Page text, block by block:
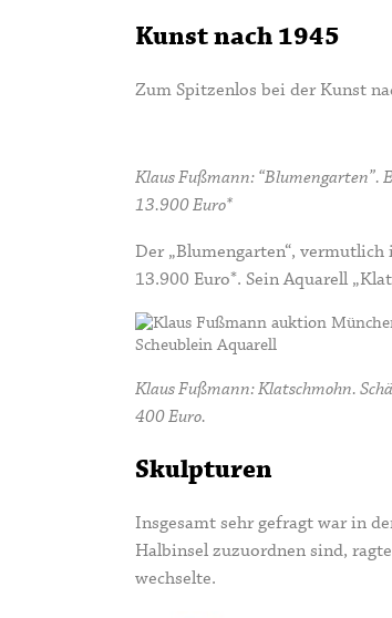
Kunst nach 1945
Zum Spitzenlos bei der Kunst
Klaus Fußmann: “Blumengarten”.
13.900 Euro*
Der „Blumengarten“,
13.900 Euro*. Sein Aquarell
Klaus Fußmann: Klatschmohn.
400 Euro.
Skulpturen
Insgesamt sehr gefragt war in
Halbinsel zuzuordnensind,
wechselte.